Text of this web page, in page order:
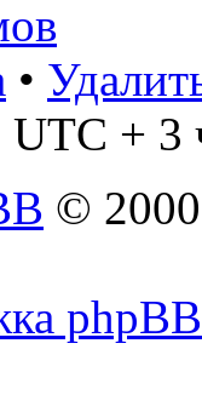
•
+ 3
©
phpBB